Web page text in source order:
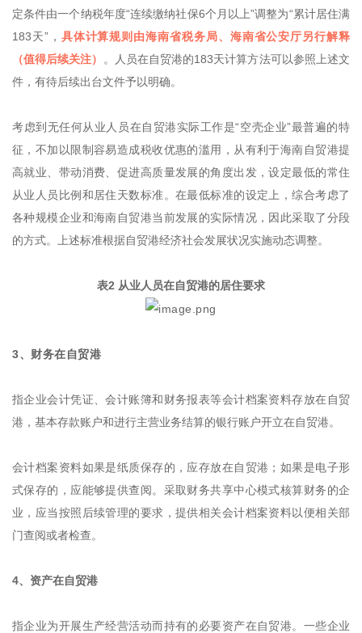
定条件由一个纳税年度“连续缴纳社保6个月以上”调整为“累计居住满
183天”， 具体计算规则由海南省税务局、海南省公安厅另行解释
（值得后续关注）
。人员在自贸港的183天计算方法可以参照上述文
件，有待后续出台文件予以明确。
考虑到无任何从业人员在自贸港实际工作是“空壳企业”最普遍的特
征，不加以限制容易造成税收优惠的滥用，从有利于海南自贸港提
高就业、带动消费、促进高质量发展的角度出发，设定最低的常住
从业人员比例和居住天数标准。在最低标准的设定上，综合考虑了
各种规模企业和海南自贸港当前发展的实际情况，因此采取了分段
的方式。上述标准根据自贸港经济社会发展状况实施动态调整。
表2 从业人员在自贸港的居住要求
3、财务在自贸港
指企业会计凭证、会计账簿和财务报表等会计档案资料存放在自贸
港，基本存款账户和进行主营业务结算的银行账户开立在自贸港。
会计档案资料如果是纸质保存的，应存放在自贸港；如果是电子形
式保存的，应能够提供查阅。采取财务共享中心模式核算财务的企
业，应当按照后续管理的要求，提供相关会计档案资料以便相关部
门查阅或者检查。
4、资产在自贸港
指企业为开展生产经营活动而持有的必要资产在自贸港。一些企业